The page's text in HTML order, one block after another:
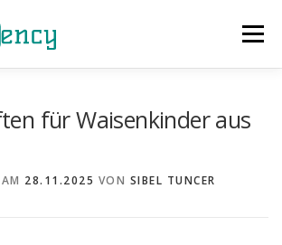
Menü
für Waisenkinder aus
28.11.2025 VON SIBEL TUNCER